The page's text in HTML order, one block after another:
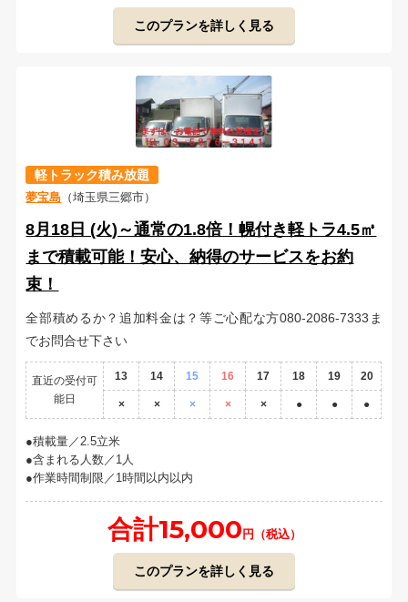
このプランを詳しく見る
軽トラック積み放題
夢宝島 （埼玉県三郷市）
8月18日 (火)～通常の1.8倍！幌付き軽トラ4.5㎥
まで積載可能！安心、納得のサービスをお約
束！
全部積めるか？追加料金は？等ご心配な方080-2086-7333ま
でお問合せ下さい
直近の受付可
能日
13 14 15 16 17 18 19 20
× × × × × ● ● ●
積載量／2.5立米
含まれる人数／1人
作業時間制限／1時間以内以内
合計15,000 円（税込）
このプランを詳しく見る